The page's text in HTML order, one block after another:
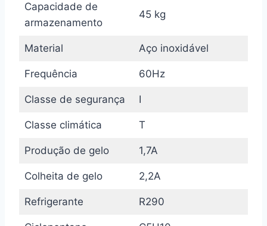
Capacidade de
armazenamento
45 kg
Material Aço inoxidável
Frequência 60Hz
Classe de segurança I
Classe climática T
Produção de gelo 1,7A
Colheita de gelo 2,2A
Refrigerante R290